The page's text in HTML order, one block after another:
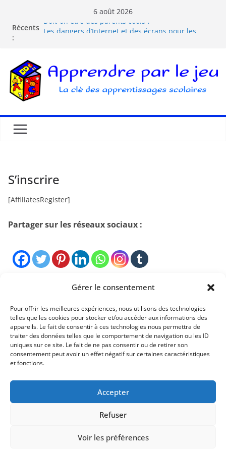
Gérer le consentement
Pour offrir les meilleures expériences, nous utilisons des technologies
telles que les cookies pour stocker et/ou accéder aux informations des
appareils. Le fait de consentir à ces technologies nous permettra de
traiter des données telles que le comportement de navigation ou les ID
uniques sur ce site. Le fait de ne pas consentir ou de retirer son
consentement peut avoir un effet négatif sur certaines caractéristiques
et fonctions.
Accepter
Refuser
Voir les préférences
6 août 2026
Récents
:
Doit-on être des parents cools ?
Les dangers d’Internet et des écrans pour les
La pédagogie Montessori est-elle ludique ?
Comprendre la courbe de l’oubli
S’inscrire
[AffiliatesRegister]
Partager sur les réseaux sociaux :
Mentions légales
Conditions générales de vente
Apprendre-par-le-jeu